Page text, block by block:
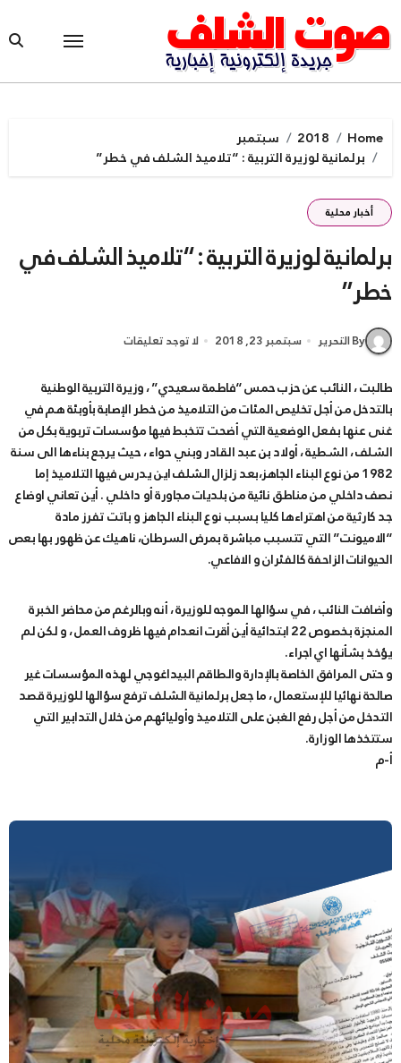
to
content
Home
2018
سبتمبر
برلمانية لوزيرة التربية : “تلاميذ الشلف في خطر”
أخبار محلية
برلمانية لوزيرة التربية : “تلاميذ الشلف في
خطر”
By التحرير سبتمبر 23, 2018 لا توجد تعليقات
طالبت ، النائب عن حزب حمس “فاطمة سعيدي” ، وزيرة التربية الوطنية
بالتدخل من أجل تخليص المئات من التلاميذ من خطر الإصابة بأوبئة هم في
غنى عنها بفعل الوضعية التي أضحت تتخبط فيها مؤسسات تربوية بكل من
الشلف ، الشطية ، أولاد بن عبد القادر وبني حواء ، حيث يرجع بناءها الى سنة
1982 من نوع البناء الجاهز،بعد زلزال الشلف اين يدرس فيها التلاميذ إما
نصف داخلي من مناطق نائية من بلديات مجاورة أو داخلي . أين تعاني اوضاع
جد كارثية من اهتراءها كليا بسبب نوع البناء الجاهز و باتت تفرز مادة
“الاميونت” التي تتسبب مباشرة بمرض السرطان، ناهيك عن ظهور بها بعص
الحيوانات الزاحفة كالفئران و الافاعي.
وأضافت النائب ، في سؤالها الموجه للوزيرة ، أنه وبالرغم من محاضر الخبرة
المنجزة بخصوص 22 ابتدائية أين أقرت انعدام فيها ظروف العمل ، و لكن لم
يؤخذ بشأنها اي اجراء.
و حتى المرافق الخاصة بالإدارة والطاقم البيداغوجي لهذه المؤسسات غير
صالحة نهائيا للإستعمال ، ما جعل برلمانية الشلف ترفع سؤالها للوزيرة قصد
التدخل من أجل رفع الغبن على التلاميذ وأوليائهم من خلال التدابير التي
ستتخذها الوزارة.
أ-م